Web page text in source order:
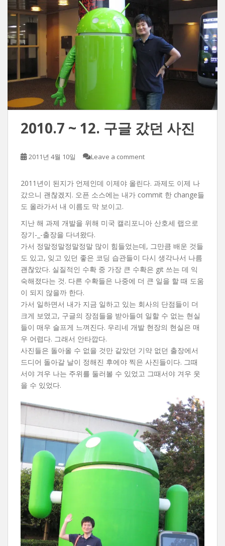
2010.7 ~ 12. 구글 갔던 사진
2011년 4월 10일 Leave a comment
2011년이 된지가 언제인데 이제야 올린다. 과제도 이제 나
갔으니 괜찮겠지. 오픈 소스에는 내가 commit 한 change들
도 올라가서 내 이름도 막 보이고.
지난 해 과제 개발을 위해 미국 캘리포니아 산호세 랩으로
장기-_-출장을 다녀왔다.
가서 정말정말정말정말 많이 힘들었는데, 그만큼 배운 것들
도 있고, 잊고 있던 좋은 코딩 습관들이 다시 생각나서 나름
괜찮았다. 실질적인 수확 중 가장 큰 수확은 git 쓰는 데 익
숙해졌다는 것. 다른 수확들은 나중에 더 큰 일을 할 때 도움
이 되지 않을까 한다.
가서 일하면서 내가 지금 일하고 있는 회사의 단점들이 더
크게 보였고, 구글의 장점들을 받아들여 일할 수 없는 현실
들이 매우 슬프게 느껴진다. 우리네 개발 현장의 현실은 매
우 어렵다. 그래서 안타깝다.
사진들은 돌아올 수 없을 것만 같았던 기약 없던 출장에서
드디어 돌아갈 날이 정해진 후에야 찍은 사진들이다. 그때
서야 겨우 나는 주위를 둘러볼 수 있었고 그때서야 겨우 웃
을 수 있었다.